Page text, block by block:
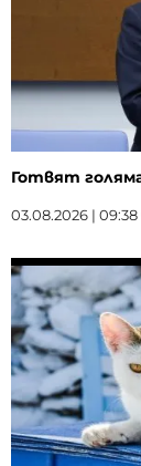
Готвят
03.08.2026 | 09:38